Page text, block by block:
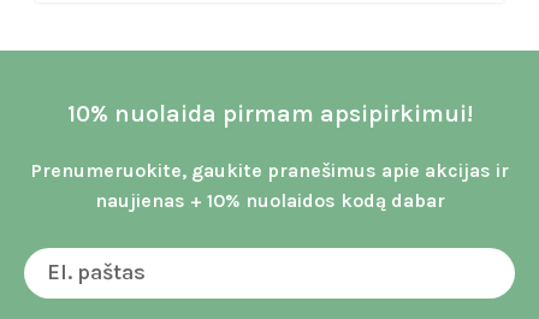
10% nuolaida pirmam apsipirkimui!
Prenumeruokite, gaukite pranešimus apie akcijas ir
naujienas + 10% nuolaidos kodą dabar